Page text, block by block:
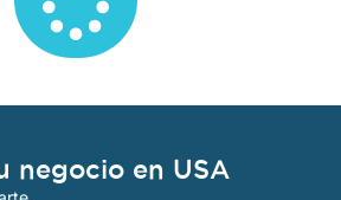
negocio en USA